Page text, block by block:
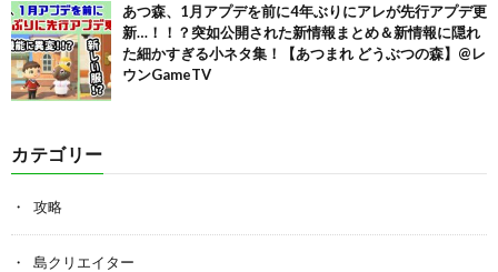
あつ森、1月アプデを前に4年ぶりにアレが先行アプデ更
新…！！？突如公開された新情報まとめ＆新情報に隠れ
た細かすぎる小ネタ集！【あつまれ どうぶつの森】@レ
ウンGameTV
カテゴリー
攻略
島クリエイター